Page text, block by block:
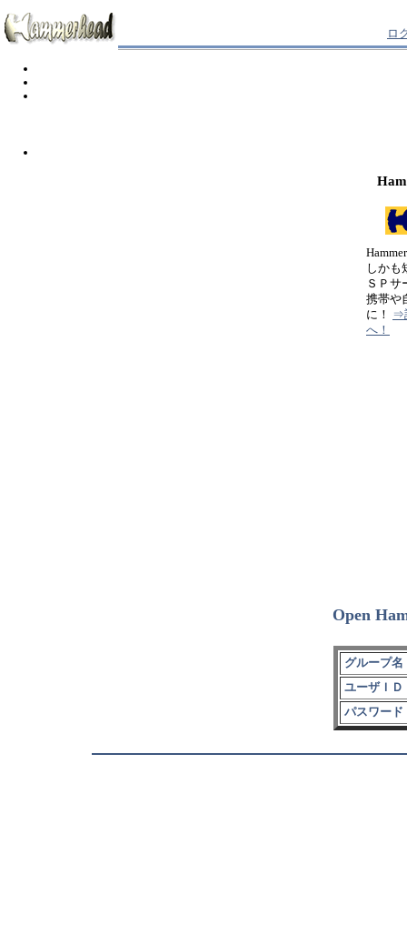
ロ
しかも
ＳＰサ
携帯や
に！ ⇒
へ！
Open
グループ
ユーザＩ
パスワー